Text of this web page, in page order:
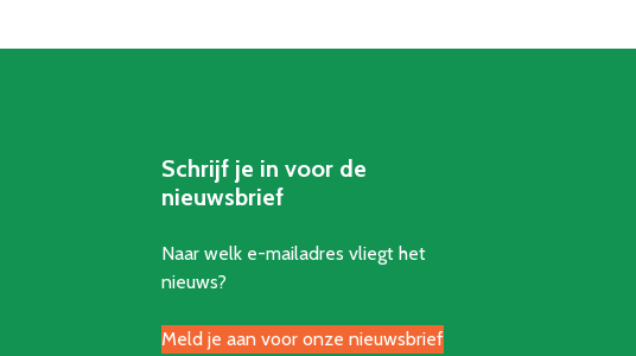
Nederland
Schrijf je in voor de
nieuwsbrief
Naar welk e-mailadres vliegt het
nieuws?
Meld je aan voor onze nieuwsbrief